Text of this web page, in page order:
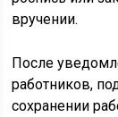
вручении.
После
работников,
сохранении